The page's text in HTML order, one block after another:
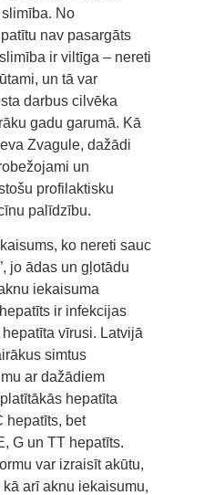
No
nav pasargāts
ir viltīga – nereti
un tā var
darbus cilvēka
gadu garumā. Kā
Zvagule, dažādi
un
profilaktisku
palīdzību.
ko nereti sauc
jo ādas un gļotādu
iekaisuma
ir infekcijas
vīrusi. Latvijā
simtus
ar dažādiem
hepatīta
hepatīts, bet
G un TT hepatīts.
var izraisīt akūtu,
arī aknu iekaisumu,